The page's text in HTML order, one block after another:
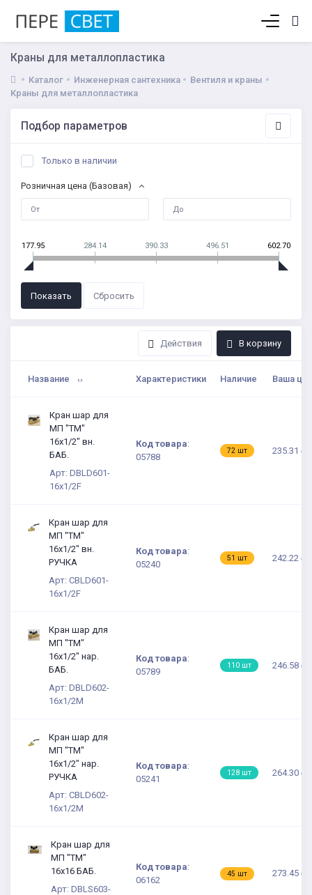
Краны для металлопластика
Каталог Инженерная сантехника
Вентиля и краны
Краны для металлопластика
Действия В корзину
Название Характеристики Наличие Ваша
Кран шар для
МП "TM"
16х1/2" вн.
БАБ.
Арт: DBLD601-
16x1/2F
Код товара:
05788
72 шт 235.31 ₽
Кран шар для
МП "TM"
16х1/2" вн.
РУЧКА
Арт: CBLD601-
16x1/2F
Код товара:
05240
51 шт 242.22 ₽
Кран шар для
МП "TM"
16х1/2" нар.
БАБ.
Арт: DBLD602-
16x1/2М
Код товара:
05789
110 шт 246.58 ₽
Кран шар для
МП "TM"
16х1/2" нар.
РУЧКА
Арт: CBLD602-
16x1/2М
Код товара:
05241
128 шт 264.30 ₽
Кран шар для
МП "TM"
16х16 БАБ.
Арт: DBLS603-
Код товара:
06162
45 шт 273.45 ₽
Подбор параметров
Только в наличии
Розничная цена (Базовая)
177.95 284.14 390.33 496.51 602.70